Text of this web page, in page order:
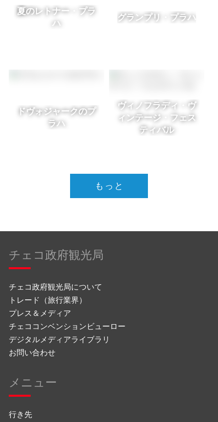
夏のレトナー・プラ
ハ
グランプリ・プラハ
ドヴォジャークのプ
ラハ
ヴィノフラディ・ヴ
ィンテージ・フェス
ティバル
もっと
チェコ政府観光局
チェコ政府観光局について
トレード（旅行業界）
プレス＆メディア
チェココンベンションビューロー
デジタルメディアライブラリ
お問い合わせ
メニュー
行き先